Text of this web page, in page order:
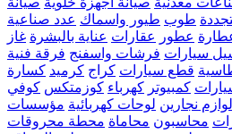
طوب طيور واسماك عدد صناعية
عطور عقارات عناية بالبشرة غاز
سيارات فرشات واسفنج فرقة فنية
قطع سيارات كراج كرميد كسارة
كمبيوتر كهرباء كوزمتكس كوفي
لوازم نجارين لوحات كهربائية مؤسسات
محاسبون محاماة محطة محروقات